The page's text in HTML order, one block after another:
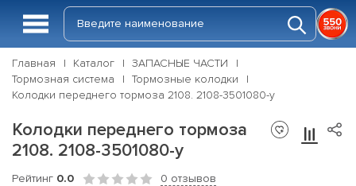
Главная Каталог
ЗАПАСНЫЕ ЧАСТИ
Тормозная система
Тормозные колодки
Колодки переднего тормоза 2108. 2108-3501080-у
Колодки переднего тормоза
2108. 2108-3501080-у
Рейтинг 0.0 0 отзывов